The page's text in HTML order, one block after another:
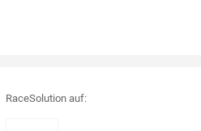
RaceSolution auf: